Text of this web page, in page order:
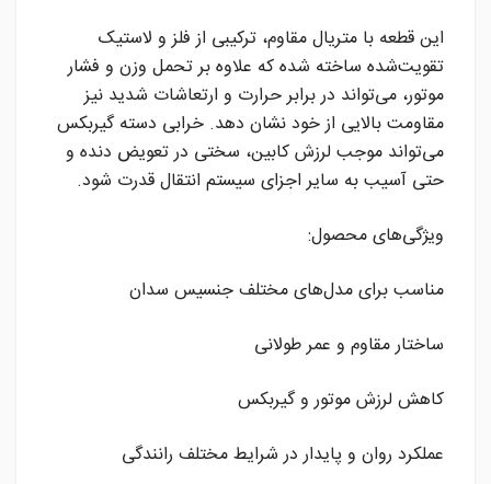
این قطعه با متریال مقاوم، ترکیبی از فلز و لاستیک
تقویت‌شده ساخته شده که علاوه بر تحمل وزن و فشار
موتور، می‌تواند در برابر حرارت و ارتعاشات شدید نیز
مقاومت بالایی از خود نشان دهد. خرابی دسته گیربکس
می‌تواند موجب لرزش کابین، سختی در تعویض دنده و
حتی آسیب به سایر اجزای سیستم انتقال قدرت شود.
ویژگی‌های محصول:
مناسب برای مدل‌های مختلف جنسیس سدان
ساختار مقاوم و عمر طولانی
کاهش لرزش موتور و گیربکس
عملکرد روان و پایدار در شرایط مختلف رانندگی